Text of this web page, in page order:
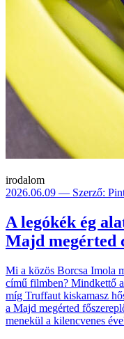
irodalom
2026.06.09 — Szerző:
A legókék ég
Majd megérted
Mi a közös Borcsa Imola
című filmben? Mindkettő
míg Truffaut kiskamasz
a Majd megérted
menekül a kilencvenes